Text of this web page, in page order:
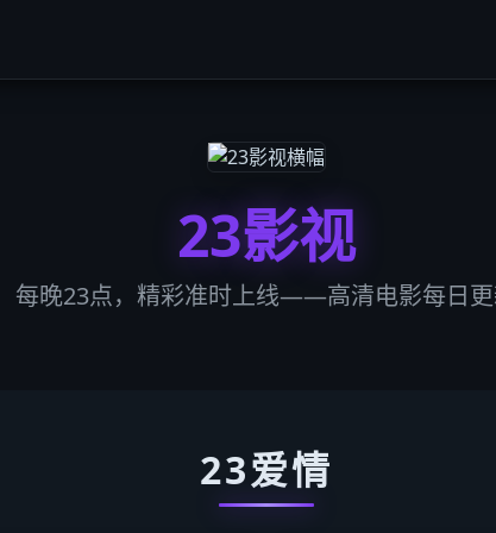
23影视
每晚23点，精彩准时上线——高清电影每日
23爱情